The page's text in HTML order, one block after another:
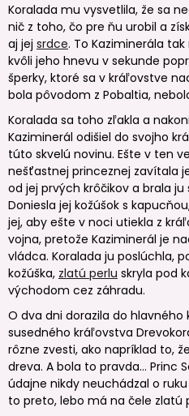
Koralada mu vysvetlila, že sa
nič z toho, čo pre ňu urobil a
aj jej srdce. To Kaziminerála
kvôli jeho hnevu v sekunde
šperky, ktoré sa v kráľovstve
bola pôvodom z Pobaltia,
Koralada sa toho zľakla a
Kaziminerál odišiel do svojho
túto skvelú novinu. Ešte v ten
nešťastnej princeznej zavítala
od jej prvých krôčikov a brala
Doniesla jej kožúšok s
jej, aby ešte v noci utiekla z
vojna, pretože Kaziminerál je
vládca. Koralada ju poslúchla,
kožúška, zlatú perlu skryla pod
východom cez záhradu.
O dva dni dorazila do
susedného kráľovstva
rôzne zvesti, ako napríklad to,
dreva. A bola to pravda… Princ
údajne nikdy neuchádzal o
to preto, lebo má na čele zlatú